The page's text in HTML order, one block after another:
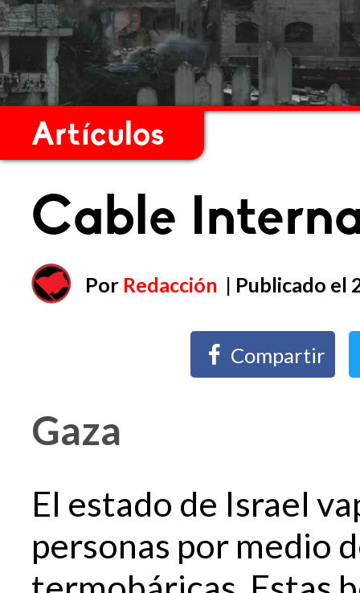
Artículos
Cable
Por Redacción | Publicado el
Compartir
Gaza
El estado de Israel
personas por medio